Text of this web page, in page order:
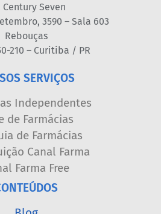
Century Seven
3590 – Sala 603
Rebouças
210 – Curitiba / PR
SERVIÇOS
Independentes
de Farmácias
de Farmácias
Canal Farma
Farma Free